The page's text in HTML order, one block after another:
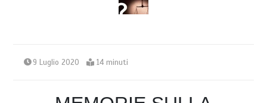
9 Luglio 2020 14 minuti